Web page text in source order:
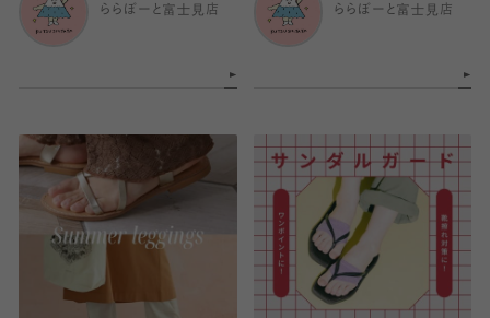
ららぽーと富士見店
ららぽーと富士見店